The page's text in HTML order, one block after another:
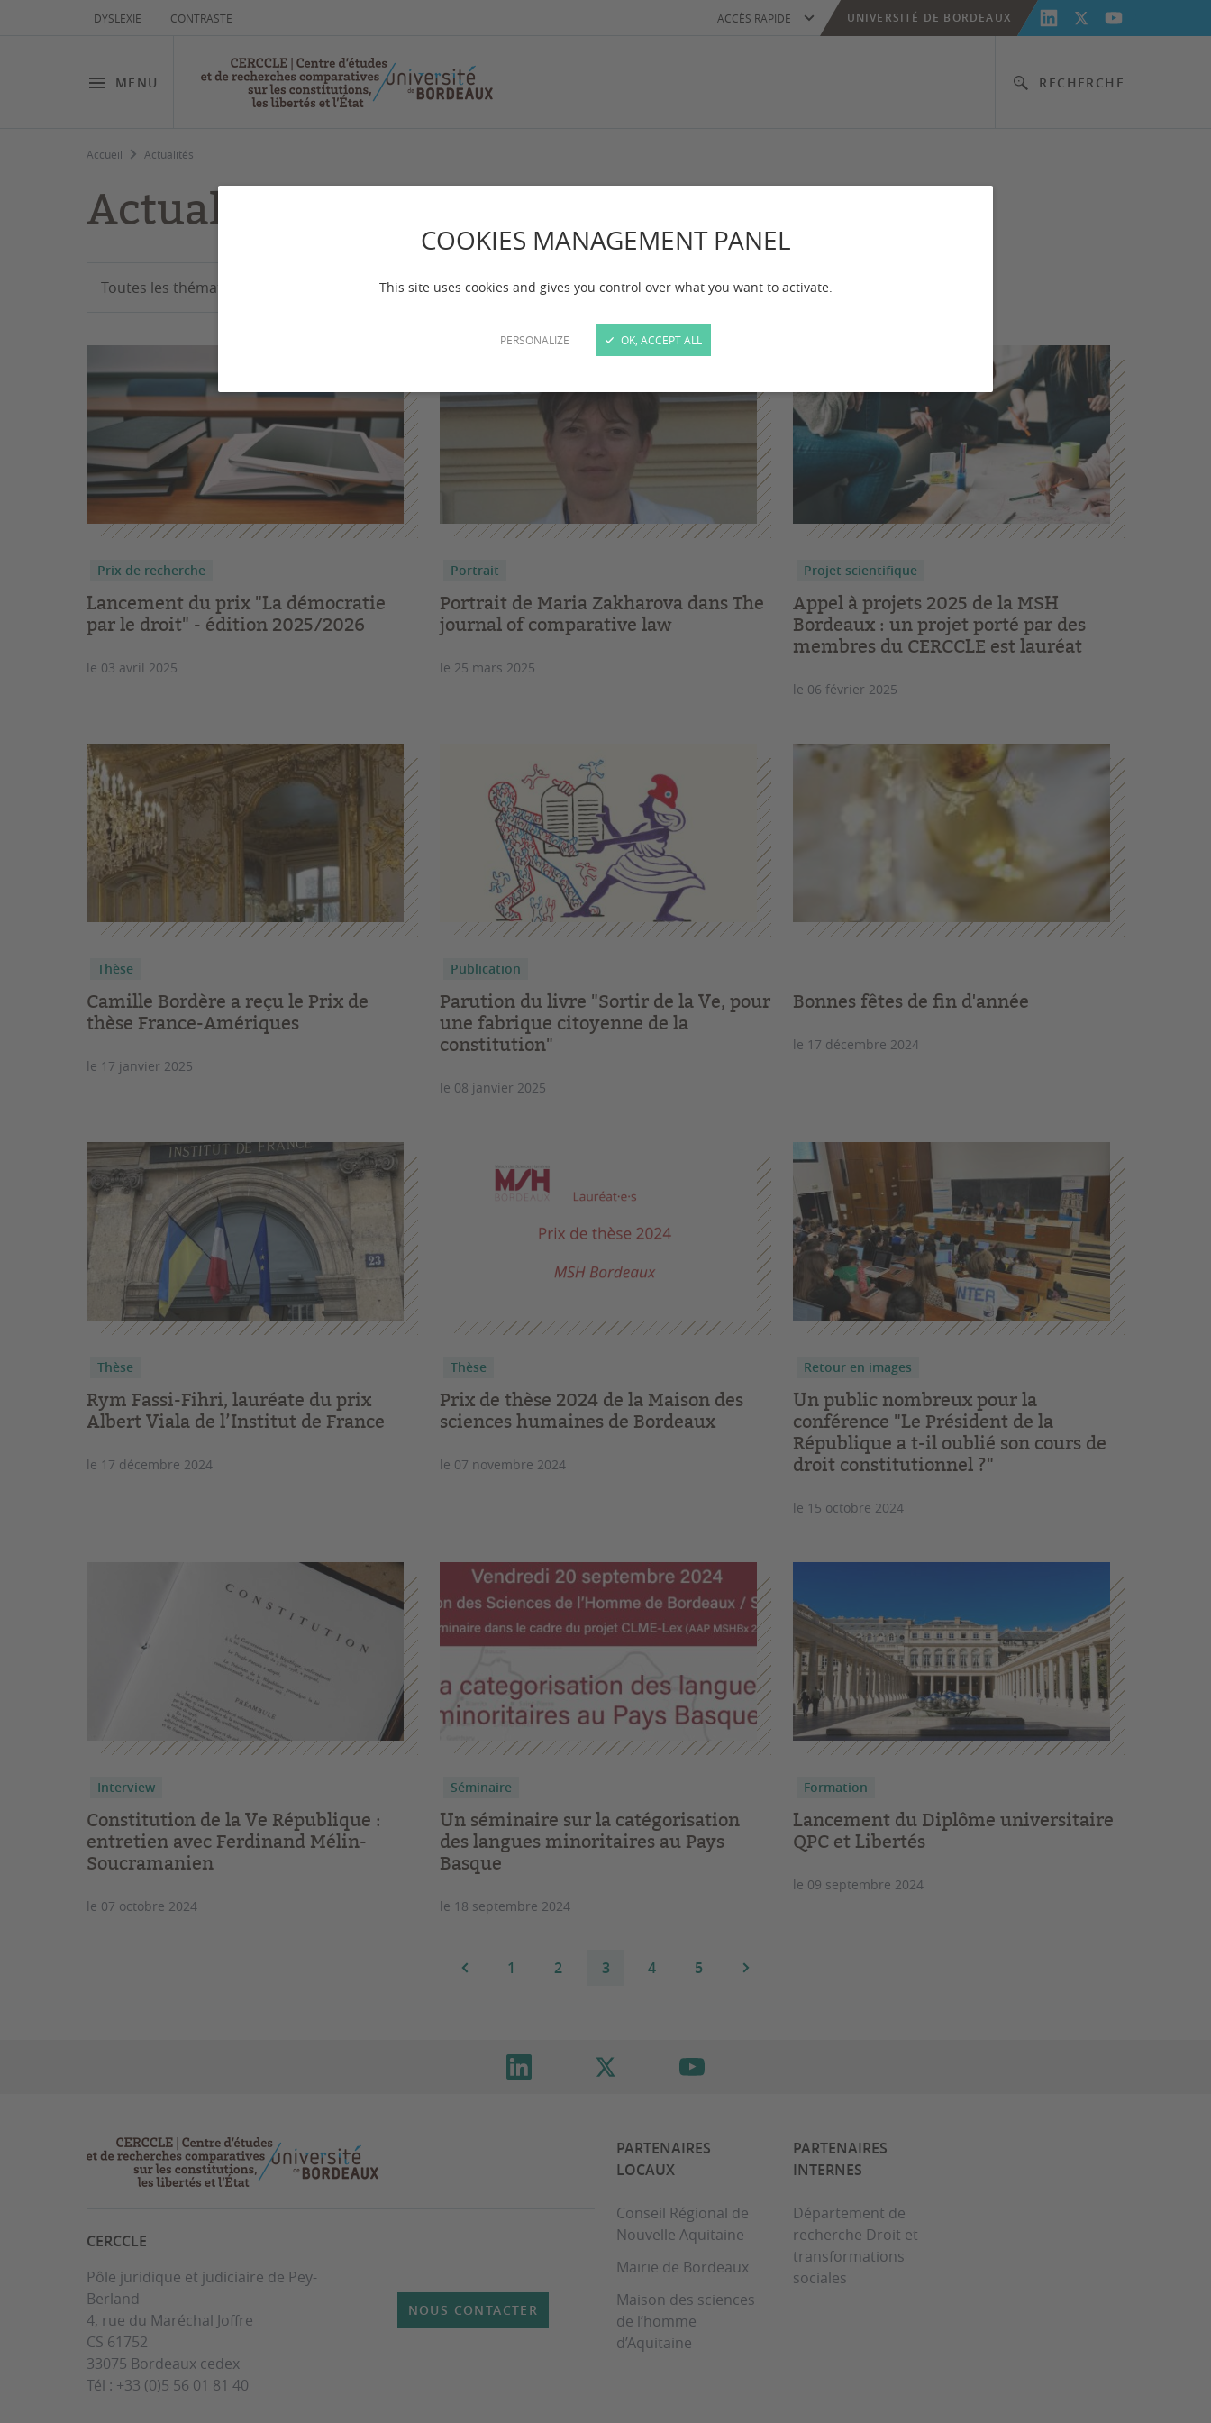
COOKIES MANAGEMENT PANEL
This site uses cookies and gives you control over what you want to activate.
PERSONALIZE OK, ACCEPT ALL
DYSLEXIE CONTRASTE
MENU RECHERCHE
ACCÈS RAPIDE UNIVERSITÉ DE BORDEAUX
Accueil Actualités
Actualités
Toutes les thématiques
Prix de recherche
Lancement du prix "La démocratie
par le droit" - édition 2025/2026
le 03 avril 2025
Portrait
Portrait de Maria Zakharova dans The
journal of comparative law
le 25 mars 2025
Projet scientifique
Appel à projets 2025 de la MSH
Bordeaux : un projet porté par des
membres du CERCCLE est lauréat
le 06 février 2025
Thèse
Camille Bordère a reçu le Prix de
thèse France-Amériques
le 17 janvier 2025
Publication
Parution du livre "Sortir de la Ve, pour
une fabrique citoyenne de la
constitution"
le 08 janvier 2025
Bonnes fêtes de fin d'année
le 17 décembre 2024
Thèse
Rym Fassi-Fihri, lauréate du prix
Albert Viala de l’Institut de France
le 17 décembre 2024
Thèse
Prix de thèse 2024 de la Maison des
sciences humaines de Bordeaux
le 07 novembre 2024
Retour en images
Un public nombreux pour la
conférence "Le Président de la
République a t-il oublié son cours de
droit constitutionnel ?"
le 15 octobre 2024
Interview
Constitution de la Ve République :
entretien avec Ferdinand Mélin-
Soucramanien
le 07 octobre 2024
Séminaire
Un séminaire sur la catégorisation
des langues minoritaires au Pays
Basque
le 18 septembre 2024
Formation
Lancement du Diplôme universitaire
QPC et Libertés
le 09 septembre 2024
1 2 3 4 5
CERCCLE
Pôle juridique et judiciaire de Pey-
Berland
4, rue du Maréchal Joffre
CS 61752
33075 Bordeaux cedex
Tél : +33 (0)5 56 01 81 40
NOUS CONTACTER
PARTENAIRES
LOCAUX
Conseil Régional de
Nouvelle Aquitaine
Mairie de Bordeaux
Maison des sciences
de l’homme
d’Aquitaine
PARTENAIRES
INTERNES
Département de
recherche Droit et
transformations
sociales